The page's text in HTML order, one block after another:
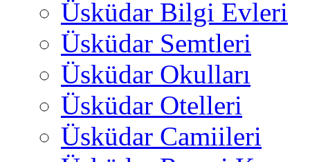
Üsküdar Bilgi Evleri
Üsküdar Semtleri
Üsküdar Okulları
Üsküdar Otelleri
Üsküdar Camiileri